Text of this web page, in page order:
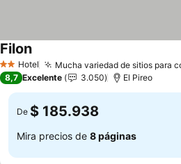
2 Estrellas
Hotel Mucha variedad de sitios para
Filon
8,7 Excelente 3.050 El Pireo
De $ 185.938
Mira precios de 8 páginas